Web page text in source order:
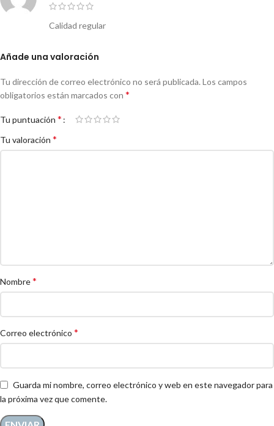
Calidad regular
Añade una valoración
Tu dirección de correo electrónico no será publicada. Los campos
obligatorios están marcados con *
Tu puntuación *
Tu valoración *
Nombre*
Correo electrónico *
Guarda mi nombre, correo electrónico y web en este navegador para
la próxima vez que comente.